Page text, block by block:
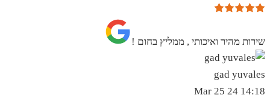
שירות מהיר ואיכותי , ממליץ בחום !
gad yuvales
14:18 24 Mar 25